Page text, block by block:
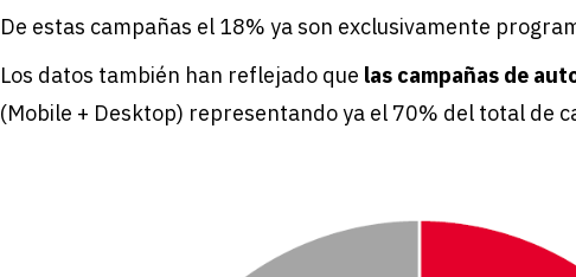
De estas campañas el 18% ya son exclusivamente
Los datos también han reflejado que las campañas de
(Mobile + Desktop) representando ya el 70% del total de